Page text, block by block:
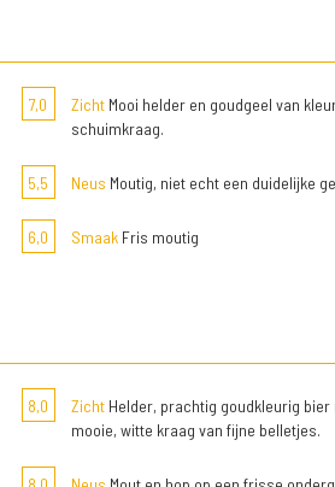
7,0 ZichtMooi helder en goudgeel van
schuimkraag.
5,5 Neus Moutig, niet echt een duidelijke
6,0 SmaakFris moutig
8,0 ZichtHelder, prachtig goudkleurig bier
mooie, witte kraag van fijne belletjes.